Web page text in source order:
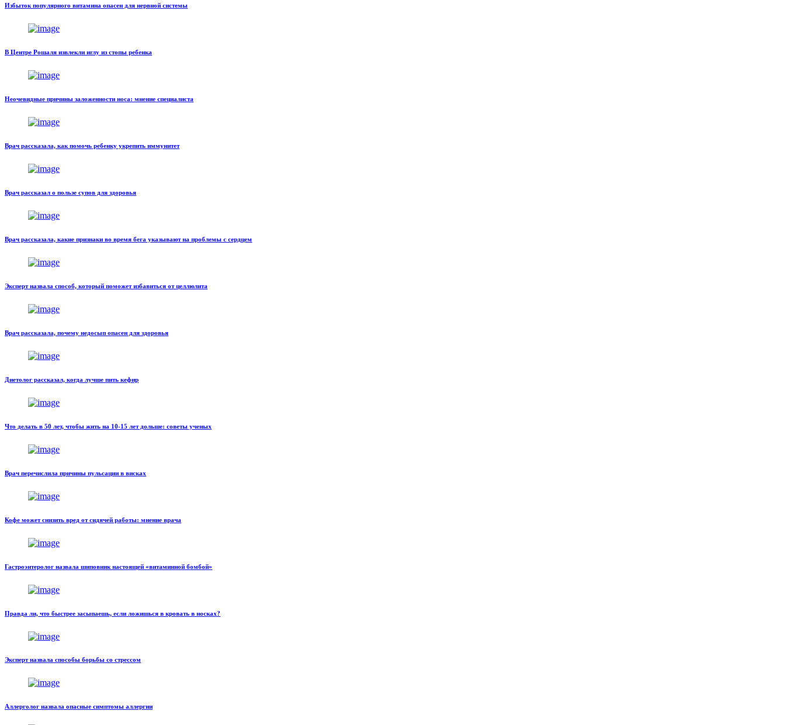
Избыток популярного витамина опасен для нервной системы
В Центре Рошаля извлекли иглу из стопы ребенка
Неочевидные причины заложенности носа: мнение специалиста
Врач рассказала, как помочь ребенку укрепить иммунитет
Врач рассказал о пользе супов для здоровья
Врач рассказала, какие признаки во время бега указывают на проблемы с сердцем
Эксперт назвала способ, который поможет избавиться от целлюлита
Врач рассказала, почему недосып опасен для здоровья
Диетолог рассказал, когда лучше пить кефир
Что делать в 50 лет, чтобы жить на 10-15 лет дольше: советы ученых
Врач перечислила причины пульсации в висках
Кофе может снизить вред от сидячей работы: мнение врача
Гастроэнтеролог назвала шиповник настоящей «витаминной бомбой»
Правда ли, что быстрее засыпаешь, если ложишься в кровать в носках?
Эксперт назвала способы борьбы со стрессом
Аллерголог назвала опасные симптомы аллергии